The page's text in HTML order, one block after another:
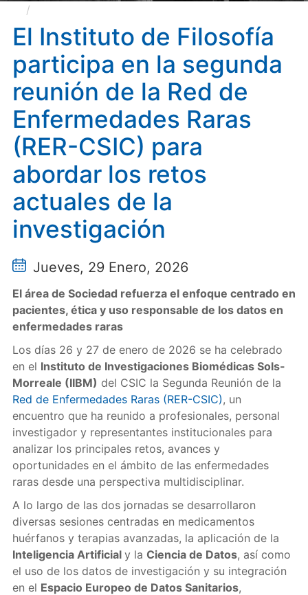
reunión de la Red de Enfermedades Raras (RER-CSIC)
para abordar los retos actuales de la investigación
El Instituto de Filosofía
participa en la segunda
reunión de la Red de
Enfermedades Raras
(RER-CSIC) para
abordar los retos
actuales de la
investigación
Jueves, 29 Enero, 2026
El área de Sociedad refuerza el enfoque centrado en
pacientes, ética y uso responsable de los datos en
enfermedades raras
Los días 26 y 27 de enero de 2026 se ha celebrado
en el Instituto de Investigaciones Biomédicas Sols-
Morreale (IIBM) del CSIC la Segunda Reunión de la
Red de Enfermedades Raras (RER-CSIC), un
encuentro que ha reunido a profesionales, personal
investigador y representantes institucionales para
analizar los principales retos, avances y
oportunidades en el ámbito de las enfermedades
raras desde una perspectiva multidisciplinar.
A lo largo de las dos jornadas se desarrollaron
diversas sesiones centradas en medicamentos
huérfanos y terapias avanzadas, la aplicación de la
Inteligencia Artificial y la Ciencia de Datos, así como
el uso de los datos de investigación y su integración
en el Espacio Europeo de Datos Sanitarios,